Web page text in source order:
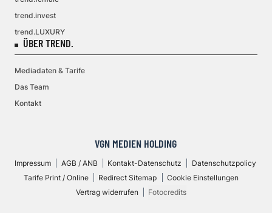
trend.invest
trend.LUXURY
ÜBER TREND.
Mediadaten & Tarife
Das Team
Kontakt
VGN MEDIEN HOLDING
Impressum AGB / ANB Kontakt-Datenschutz
Datenschutzpolicy
Tarife Print / Online
Redirect Sitemap
Cookie Einstellungen
Vertrag widerrufen
Fotocredits